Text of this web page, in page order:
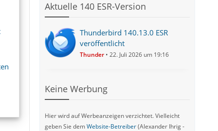
Aktuelle 140 ESR-Version
Thunderbird 140.13.0 ESR
veröffentlicht
Thunder 22. Juli 2026 um 19:16
Keine Werbung
Hier wird auf Werbeanzeigen verzichtet. Vielleicht
geben Sie demWebsite-Betreiber(Alexander Ihrig -